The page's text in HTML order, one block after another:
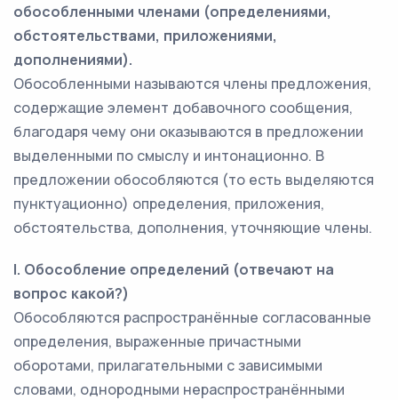
обособленными членами (определениями,
обстоятельствами, приложениями,
дополнениями).
Обособленными называются члены предложения,
содержащие элемент добавочного сообщения,
благодаря чему они оказываются в предложении
выделенными по смыслу и интонационно. В
предложении обособляются (то есть выделяются
пунктуационно) определения, приложения,
обстоятельства, дополнения, уточняющие члены.
I. Обособление определений (отвечают на
вопрос какой?)
Обособляются распространённые согласованные
определения, выраженные причастными
оборотами, прилагательными с зависимыми
словами, однородными нераспространёнными